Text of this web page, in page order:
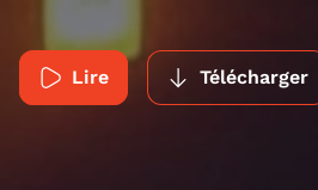
Lire Télécharger